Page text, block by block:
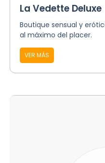
La Vedette Deluxe
Boutique sensual y
al máximo del placer.
VER MÁS